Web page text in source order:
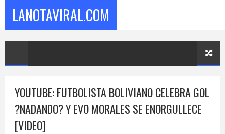
LANOTAVIRAL.COM
YOUTUBE: FUTBOLISTA BOLIVIANO CELEBRA GOL
?NADANDO? Y EVO MORALES SE ENORGULLECE
[VIDEO]